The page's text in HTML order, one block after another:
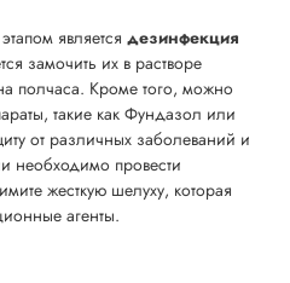
является дезинфекция
замочить их в растворе
полчаса. Кроме того, можно
такие как Фундазол или
от различных заболеваний и
необходимо провести
жесткую шелуху, которая
агенты.